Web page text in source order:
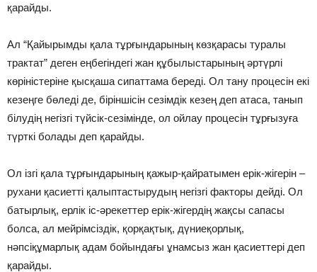
қарайды.
Ал “Қайырымды қала тұрғындарының көзқарасы туралы
трактат” деген еңбегiндегi жан құбылыстарының әртүрлi
көрiнiстерiне қысқаша сипаттама бередi. Ол тану процесiн екi
кезеңге бөледi де, бiрiншiсiн сезiмдiк кезең деп атаса, танып
бiлудiң негiзгi түйсiк-сезiмiнде, ол ойлау процесiн тұрғызуға
түрткi болады деп қарайды.
Ол iзгi қала тұрғындарының қажыр-қайратымен ерiк-жiгерiн –
рухани қасиеттi қалыптастырудың негiзгi факторы дейдi. Ол
батырлық, ерлiк iс-әрекеттер ерiк-жiгердiң жақсы сапасы
болса, ал мейрiмсiздiк, қорқақтық, дүниеқорлық,
нәпсiқұмарлық адам бойындағы ұнамсыз жан қасиеттерi деп
қарайды.